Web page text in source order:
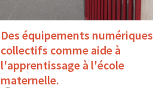
Des équipements numériques
collectifs comme aide à
l'apprentissage à l'école
maternelle.